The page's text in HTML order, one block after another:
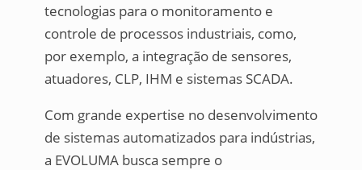
tecnologias para o monitoramento e
controle de processos industriais, como,
por exemplo, a integração de sensores,
atuadores, CLP, IHM e sistemas SCADA.
Com grande expertise no desenvolvimento
de sistemas automatizados para indústrias,
a EVOLUMA busca sempre o